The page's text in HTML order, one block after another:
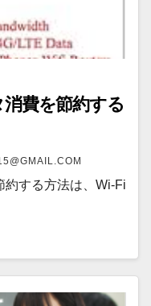
費を節約する
約する方法は、Wi-Fi